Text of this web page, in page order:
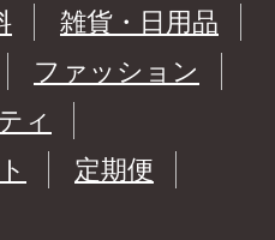
雑貨・日用品
ファッション
ィ
定期便